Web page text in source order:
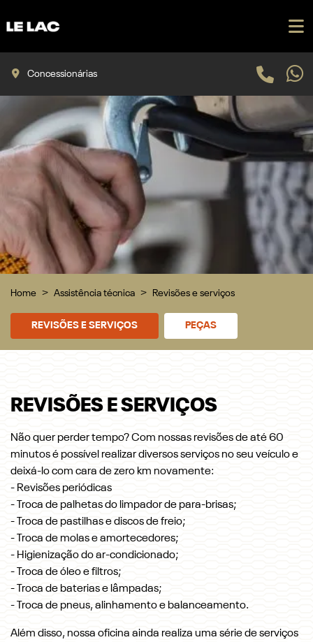
Concessionárias
Home Assistência técnica Revisões e serviços
REVISÕES E SERVIÇOS PEÇAS
REVISÕES E SERVIÇOS
Não quer perder tempo? Com nossas revisões de até 60
minutos é possível realizar diversos serviços no seu veículo e
deixá-lo com cara de zero km novamente:
- Revisões periódicas
- Troca de palhetas do limpador de para-brisas;
- Troca de pastilhas e discos de freio;
- Troca de molas e amortecedores;
- Higienização do ar-condicionado;
- Troca de óleo e filtros;
- Troca de baterias e lâmpadas;
- Troca de pneus, alinhamento e balanceamento.
Além disso, nossa oficina ainda realiza uma série de serviços